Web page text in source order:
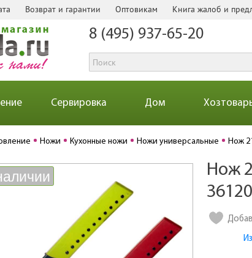
Возврат и гарантии Оптовикам Книга жалоб и
8 (495) 937-65-20
Сервировка Дом
Ножи Кухонные ножи Ножи универсальные Нож
Нож
Количество